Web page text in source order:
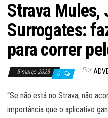
Strava Mules,
Surrogates:
para correr
5 março 2025 0 Por
“Se não está no Strava, não
importância que o aplicativo